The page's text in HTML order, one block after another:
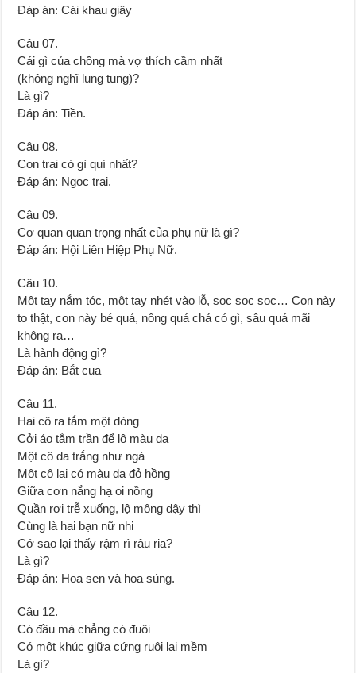
Đáp án: Cái khau giây
Câu 07.
Cái gì của chồng mà vợ thích cầm nhất
(không nghĩ lung tung)?
Là gì?
Đáp án: Tiền.
Câu 08.
Con trai có gì quí nhất?
Đáp án: Ngọc trai.
Câu 09.
Cơ quan quan trọng nhất của phụ nữ là gì?
Đáp án: Hội Liên Hiệp Phụ Nữ.
Câu 10.
Một tay nắm tóc, một tay nhét vào lỗ, sọc sọc sọc… Con này
to thật, con này bé quá, nông quá chả có gì, sâu quá mãi
không ra…
Là hành động gì?
Đáp án: Bắt cua
Câu 11.
Hai cô ra tắm một dòng
Cởi áo tắm trần để lộ màu da
Một cô da trắng như ngà
Một cô lại có màu da đỏ hồng
Giữa cơn nắng hạ oi nồng
Quần rơi trễ xuống, lộ mông dậy thì
Cùng là hai bạn nữ nhi
Cớ sao lại thấy rậm rì râu ria?
Là gì?
Đáp án: Hoa sen và hoa súng.
Câu 12.
Có đầu mà chẳng có đuôi
Có một khúc giữa cứng ruôi lại mềm
Là gì?